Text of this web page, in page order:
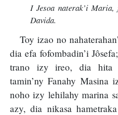
I Jesoa naterak’i Maria,
Davida.
Toy izao no
dia efa fofombadin’i
trano izy ireo, dia hita
tamin’ny Fanahy Masina
noho izy lehilahy marina
azy, dia nikasa